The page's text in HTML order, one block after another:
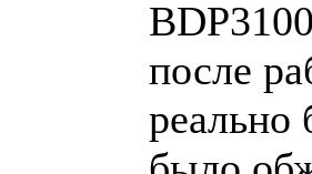
после
реально